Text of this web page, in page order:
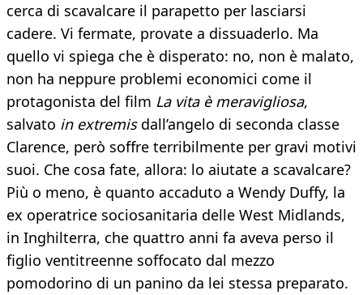
cerca di scavalcare il parapetto per lasciarsi
cadere. Vi fermate, provate a dissuaderlo. Ma
quello vi spiega che è disperato: no, non è malato,
non ha neppure problemi economici come il
protagonista del film La vita è meravigliosa,
salvato in extremisdall’angelo di seconda classe
Clarence, però soffre terribilmente per gravi motivi
suoi. Che cosa fate, allora: lo aiutate a scavalcare?
Più o meno, è quanto accaduto a Wendy Duffy, la
ex operatrice sociosanitaria delle West Midlands,
in Inghilterra, che quattro anni fa aveva perso il
figlio ventitreenne soffocato dal mezzo
pomodorino di un panino da lei stessa preparato.